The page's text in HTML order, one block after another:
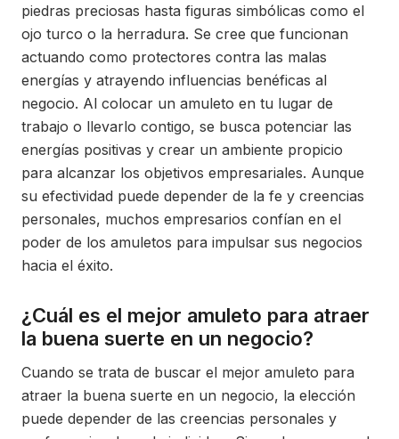
piedras preciosas hasta figuras simbólicas como el
ojo turco o la herradura. Se cree que funcionan
actuando como protectores contra las malas
energías y atrayendo influencias benéficas al
negocio. Al colocar un amuleto en tu lugar de
trabajo o llevarlo contigo, se busca potenciar las
energías positivas y crear un ambiente propicio
para alcanzar los objetivos empresariales. Aunque
su efectividad puede depender de la fe y creencias
personales, muchos empresarios confían en el
poder de los amuletos para impulsar sus negocios
hacia el éxito.
¿Cuál es el mejor amuleto para atraer
la buena suerte en un negocio?
Cuando se trata de buscar el mejor amuleto para
atraer la buena suerte en un negocio, la elección
puede depender de las creencias personales y